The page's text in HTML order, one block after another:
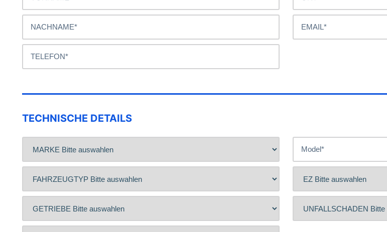
TECHNISCHE DETAILS